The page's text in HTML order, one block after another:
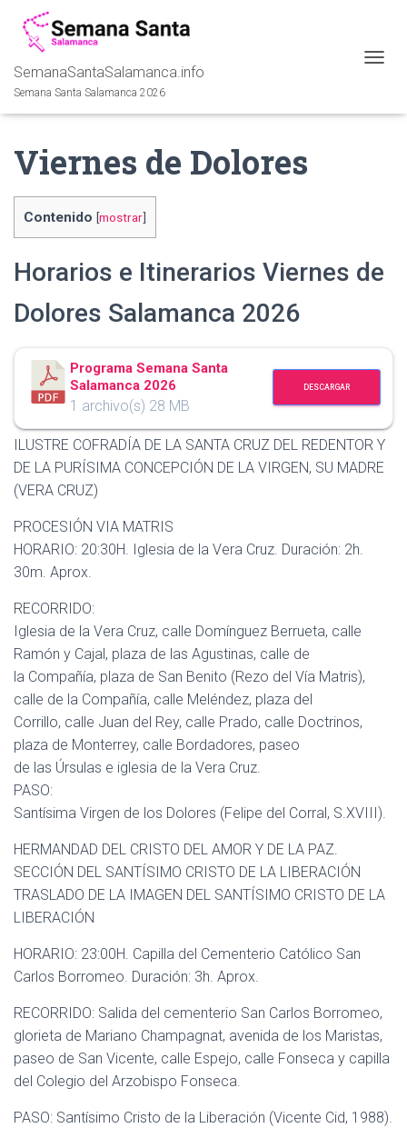
SemanaSantaSalamanca.info
Semana Santa Salamanca 2026
E
E
Ó
Viernes de Dolores
Contenido [mostrar]
Horarios e Itinerarios Viernes de
Dolores Salamanca 2026
Programa Semana Santa
Salamanca 2026
1 archivo(s) 28 MB
DESCARGAR
ILUSTRE COFRADÍA DE LA SANTA CRUZ DEL REDENTOR Y
DE LA PURÍSIMA CONCEPCIÓN DE LA VIRGEN, SU MADRE
(VERA CRUZ)
PROCESIÓN VIA MATRIS
HORARIO: 20:30H. Iglesia de la Vera Cruz. Duración: 2h.
30m. Aprox.
RECORRIDO:
Iglesia de la Vera Cruz, calle Domínguez Berrueta, calle
Ramón y Cajal, plaza de las Agustinas, calle de
la Compañía, plaza de San Benito (Rezo del Vía Matris),
calle de la Compañía, calle Meléndez, plaza del
Corrillo, calle Juan del Rey, calle Prado, calle Doctrinos,
plaza de Monterrey, calle Bordadores, paseo
de las Úrsulas e iglesia de la Vera Cruz.
PASO:
Santísima Virgen de los Dolores (Felipe del Corral, S.XVIII).
HERMANDAD DEL CRISTO DEL AMOR Y DE LA PAZ.
SECCIÓN DEL SANTÍSIMO CRISTO DE LA LIBERACIÓN
TRASLADO DE LA IMAGEN DEL SANTÍSIMO CRISTO DE LA
LIBERACIÓN
HORARIO: 23:00H. Capilla del Cementerio Católico San
Carlos Borromeo. Duración: 3h. Aprox.
RECORRIDO: Salida del cementerio San Carlos Borromeo,
glorieta de Mariano Champagnat, avenida de los Maristas,
paseo de San Vicente, calle Espejo, calle Fonseca y capilla
del Colegio del Arzobispo Fonseca.
PASO: Santísimo Cristo de la Liberación (Vicente Cid, 1988).